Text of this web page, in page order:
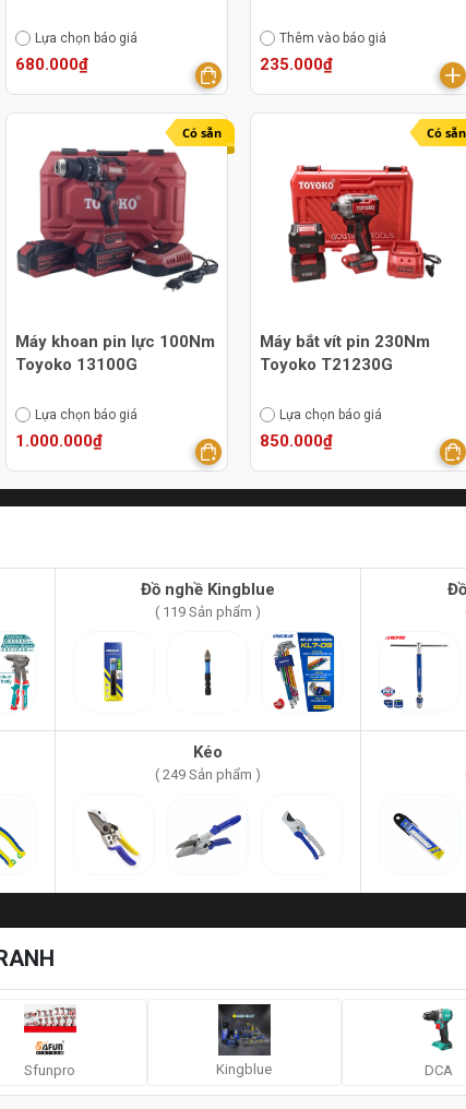
Lựa chọn báo giá
680.000₫
Thêm vào báo giá
235.000₫
Có sẵn
Máy khoan pin lực 100Nm
Toyoko 13100G
Lựa chọn báo giá
1.000.000₫
Có sẵn
Máy bắt vít pin 230Nm
Toyoko T21230G
Lựa chọn báo giá
850.000₫
Đồ nghề Kingblue
( 119 Sản phẩm )
Kéo
( 249 Sản phẩm )
Sfunpro Kingblue DCA